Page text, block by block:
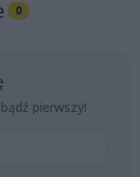
0
pierwszy!